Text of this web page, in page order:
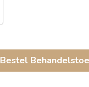
Bestel